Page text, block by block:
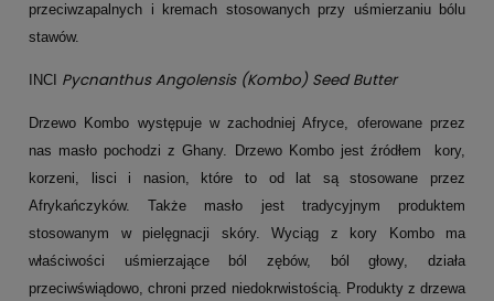
przeciwzapalnych i kremach stosowanych przy uśmierzaniu bólu
stawów.
INCI Pycnanthus Angolensis (Kombo) Seed Butter
Drzewo Kombo występuje w zachodniej Afryce, oferowane przez
nas masło pochodzi z Ghany. Drzewo Kombo jest źródłem kory,
korzeni, lisci i nasion, które to od lat są stosowane przez
Afrykańczyków. Także masło jest tradycyjnym produktem
stosowanym w pielęgnacji skóry. Wyciąg z kory Kombo ma
właściwości uśmierzające ból zębów, ból głowy, działa
przeciwświądowo, chroni przed niedokrwistością. Produkty z drzewa